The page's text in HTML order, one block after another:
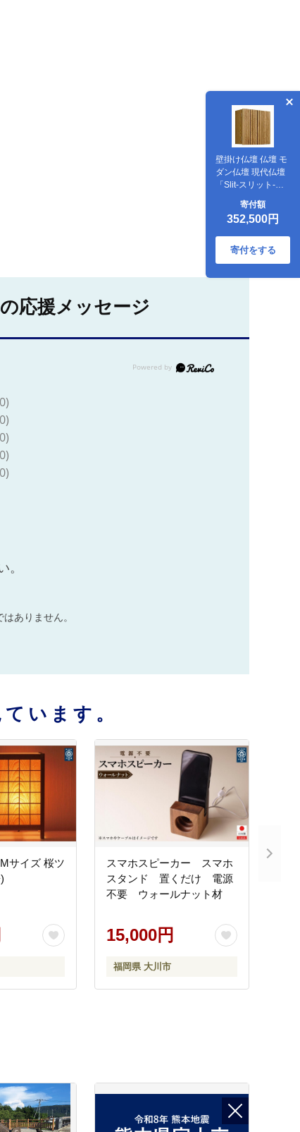
壁掛け仏壇 仏壇 モ
ダン仏壇 現代仏壇
「Slit-スリット-」
国産 日本製 大川家
具【丸田木工】
寄付額
352,500円
寄付をする
応援メッセージ
。
ありません。
います。
サイズ 桜ツ
スマホスピーカー スマホ
スタンド 置くだけ 電源
不要 ウォールナット材
15,000円
福岡県 大川市